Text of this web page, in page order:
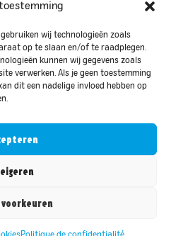
wij technologieën zoals
op te slaan en/of te raadplegen.
kunnen wij gegevens zoals
verwerken. Als je geen toestemming
dit een nadelige invloed hebben op
voorkeuren
politique de confidentialité et
)